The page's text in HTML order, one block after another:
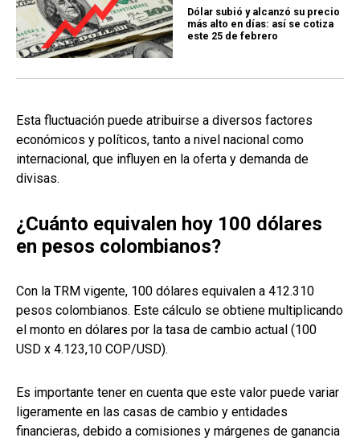
Dólar subió y alcanzó su precio
más alto en días: así se cotiza
este 25 de febrero
Esta fluctuación puede atribuirse a diversos factores
económicos y políticos, tanto a nivel nacional como
internacional, que influyen en la oferta y demanda de
divisas.
¿Cuánto equivalen hoy 100 dólares
en pesos colombianos?
Con la TRM vigente, 100 dólares equivalen a 412.310
pesos colombianos. Este cálculo se obtiene multiplicando
el monto en dólares por la tasa de cambio actual (100
USD x 4.123,10 COP/USD).
Es importante tener en cuenta que este valor puede variar
ligeramente en las casas de cambio y entidades
financieras, debido a comisiones y márgenes de ganancia